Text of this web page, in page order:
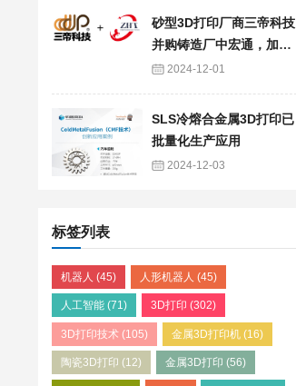
砂型3D打印厂商三帝科技
并购铸造厂中宏通，加速
布局3D铸造在高压电气领
2024-12-01
SLS冷熔合金属3D打印已
批量化生产应用
2024-12-03
标签列表
机器人 (45) 人形机器人 (45)
人工智能 (71) 3D打印 (302)
3D打印技术 (105) 金属3D打印机(16)
陶瓷3D打印 (12) 金属3D打印 (56)